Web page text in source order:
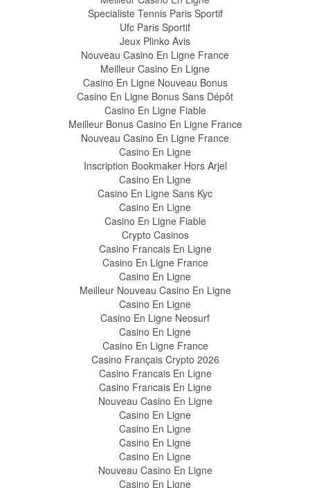
Specialiste Tennis Paris Sportif
Ufc Paris Sportif
Jeux Plinko Avis
Nouveau Casino En Ligne France
Meilleur Casino En Ligne
Casino En Ligne Nouveau Bonus
Casino En Ligne Bonus Sans Dépôt
Casino En Ligne Fiable
Meilleur Bonus Casino En Ligne France
Nouveau Casino En Ligne France
Casino En Ligne
Inscription Bookmaker Hors Arjel
Casino En Ligne
Casino En Ligne Sans Kyc
Casino En Ligne
Casino En Ligne Fiable
Crypto Casinos
Casino Francais En Ligne
Casino En Ligne France
Casino En Ligne
Meilleur Nouveau Casino En Ligne
Casino En Ligne
Casino En Ligne Neosurf
Casino En Ligne
Casino En Ligne France
Casino Français Crypto 2026
Casino Francais En Ligne
Casino Francais En Ligne
Nouveau Casino En Ligne
Casino En Ligne
Casino En Ligne
Casino En Ligne
Casino En Ligne
Nouveau Casino En Ligne
Casino En Ligne